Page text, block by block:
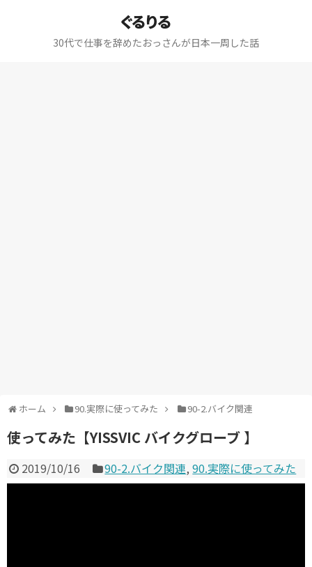
ぐるりる
30代で仕事を辞めたおっさんが日本一周した話
ホーム 90.実際に使ってみた 90-2.バイク関連
使ってみた【YISSVIC バイクグローブ 】
2019/10/16 90-2.バイク関連,90.実際に使ってみた